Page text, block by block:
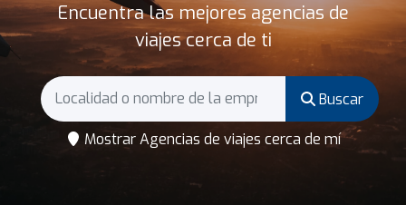
Encuentra las mejores agencias de
viajes cerca de ti
Buscar
Mostrar Agencias de viajes cerca de mí